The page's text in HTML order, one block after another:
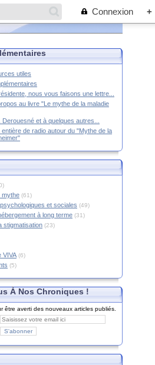
Connexion +
utiles
nous vous faisons une lettre...
au livre "Le mythe de la maladie
et à quelques autres...
de radio autour du "Mythe de la
mythe (61)
et sociales (49)
à long terme (31)
stigmatisation (23)
VIVA (6)
(5)
À Nos Chroniques !
être averti des nouveaux articles publiés.